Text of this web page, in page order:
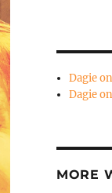
Dagie
Dagie
MORE